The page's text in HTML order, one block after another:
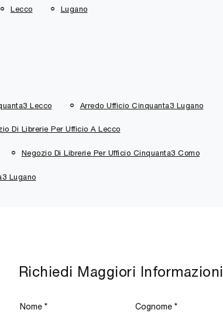
Lecco Lugano
Lecco Arredo Ufficio Cinquanta3 Lugano
Di Librerie Per Ufficio A Lecco
Negozio Di Librerie Per Ufficio Cinquanta3 Como
Lugano
Richiedi Maggiori Informazioni